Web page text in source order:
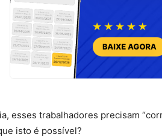
esses trabalhadores precisam
isto é possível?